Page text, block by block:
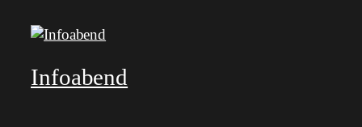
Infoabend